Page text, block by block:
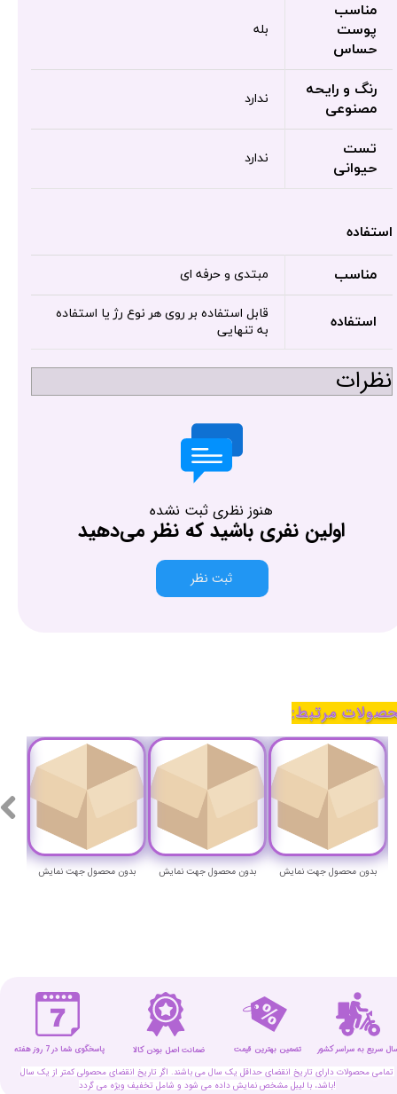
مناسب
پوست
حساس
بله
رنگ و رایحه
مصنوعی
ندارد
تست
حیوانی
ندارد
استفاده
مناسب مبتدی و حرفه ای
استفاده
قابل استفاده بر روی هر نوع رژ یا استفاده
به تنهایی
نظرات
هنوز نظری ثبت نشده
اولین نفری باشید که نظر می‌دهید
ثبت نظر
بدون محصول جهت نمایش بدون محصول جهت نمایش بدون محصول جهت نمایش
مرتبط:
تمامی محصولات دارای تاریخ انقضای حداقل یک سال می باشند. اگر تاریخ انقضای محصولی کمتر از یک سال
باشد، با لیبل مشخص نمایش داده می شود و شامل تخفیف ویژه می گردد!
ضمانت اصل بودن کالا تضمین بهترین قیمت پاسخگوی شما در 7 روز هفته سریع به سراسر کشور